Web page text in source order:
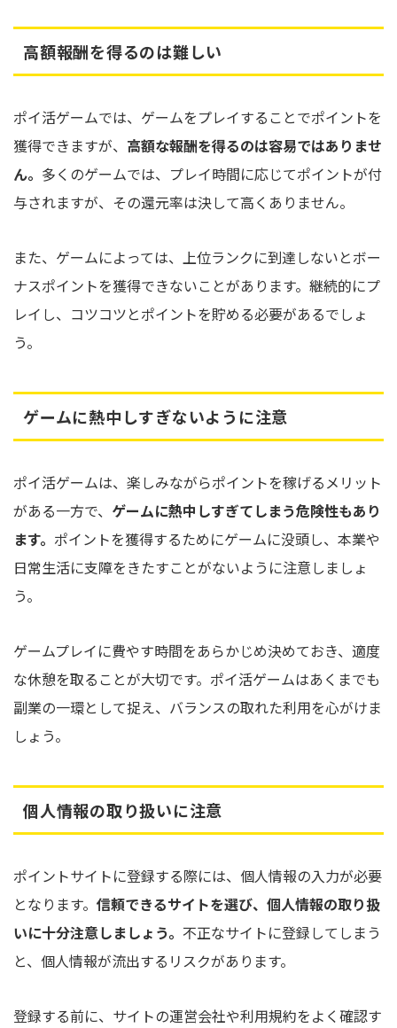
高額報酬を得るのは難しい
ポイ活ゲームでは、ゲームをプレイすることでポイントを
獲得できますが、 高額な報酬を得るのは容易ではありませ
ん。 多くのゲームでは、プレイ時間に応じてポイントが付
与されますが、その還元率は決して高くありません。
また、ゲームによっては、上位ランクに到達しないとボー
ナスポイントを獲得できないことがあります。継続的にプ
レイし、コツコツとポイントを貯める必要があるでしょ
う。
ゲームに熱中しすぎないように注意
ポイ活ゲームは、楽しみながらポイントを稼げるメリット
がある一方で、 ゲームに熱中しすぎてしまう危険性もあり
ます。 ポイントを獲得するためにゲームに没頭し、本業や
日常生活に支障をきたすことがないように注意しましょ
う。
ゲームプレイに費やす時間をあらかじめ決めておき、適度
な休憩を取ることが大切です。ポイ活ゲームはあくまでも
副業の一環として捉え、バランスの取れた利用を心がけま
しょう。
個人情報の取り扱いに注意
ポイントサイトに登録する際には、個人情報の入力が必要
となります。 信頼できるサイトを選び、個人情報の取り扱
いに十分注意しましょう。 不正なサイトに登録してしまう
と、個人情報が流出するリスクがあります。
登録する前に、サイトの運営会社や利用規約をよく確認す